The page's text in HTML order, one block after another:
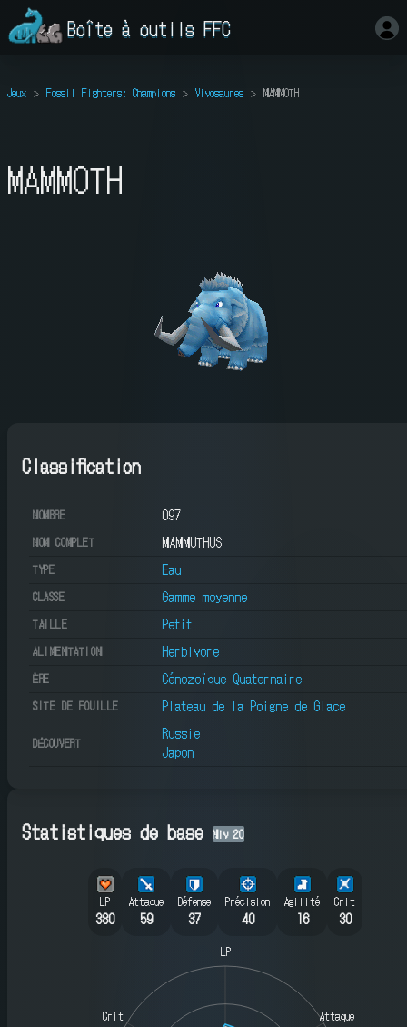
Boîte à outils FFC
Jeux Fossil Fighters: Champions Vivosaures MAMMOTH
MAMMOTH
Classification
NOMBRE 097
NOM COMPLET MAMMUTHUS
TYPE Eau
CLASSE Gamme moyenne
TAILLE Petit
ALIMENTATION Herbivore
ÈRE Cénozoïque Quaternaire
SITE DE FOUILLE Plateau de la Poigne de Glace
DÉCOUVERT
Russie
Japon
Statistiques de base Niv 20
LP
380
Attaque
59
Défense
37
Précision
40
Agilité
16
Crit
30
LP
Attaque
Crit